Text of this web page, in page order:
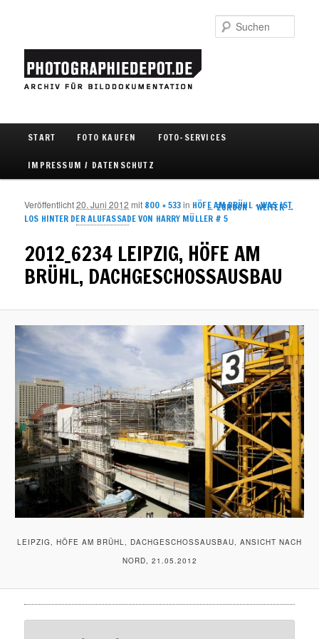
Zum Inhalt wechseln
Zum sekundären Inhalt wechseln
START FOTO KAUFEN FOTO-SERVICES
IMPRESSUM / DATENSCHUTZ
Bilder-Navigation
← ZURÜCK WEITER →
2012_6234 LEIPZIG, HÖFE AM
BRÜHL, DACHGESCHOSSAUSBAU
Veröffentlicht20. Juni 2012 mit 800 × 533in HÖFE AM BRÜHL – WAS IST
LOS HINTER DER ALUFASSADE VON HARRY MÜLLER # 5
LEIPZIG, HÖFE AM BRÜHL, DACHGESCHOSSAUSBAU, ANSICHT NACH
NORD, 21.05.2012